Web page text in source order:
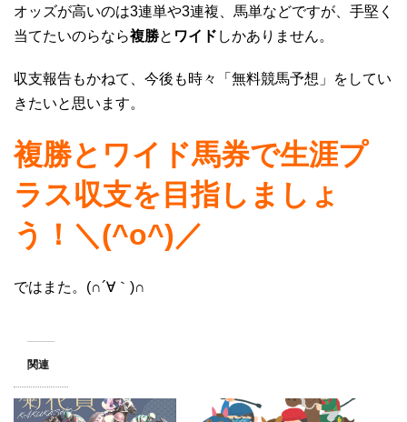
オッズが高いのは3連単や3連複、馬単などですが、手堅く
当てたいのらなら複勝と ワイド しかありません。
収支報告もかねて、今後も時々「無料競馬予想」をしてい
きたいと思います。
複勝とワイド馬券で生涯プ
ラス収支を目指しましょ
う！＼(^o^)／
ではまた。(∩´∀｀)∩
関連